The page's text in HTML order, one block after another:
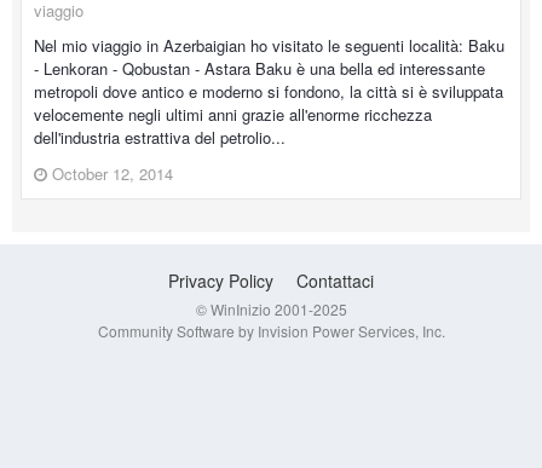
viaggio
Nel mio viaggio in Azerbaigian ho visitato le seguenti località: Baku
- Lenkoran - Qobustan - Astara Baku è una bella ed interessante
metropoli dove antico e moderno si fondono, la città si è sviluppata
velocemente negli ultimi anni grazie all'enorme ricchezza
dell'industria estrattiva del petrolio...
October 12, 2014
Privacy Policy Contattaci
© WinInizio 2001-2025
Community Software by Invision Power Services, Inc.